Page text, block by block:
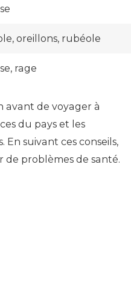
oreillons, rubéole
rage
avant de voyager à
du pays et les
suivant ces conseils,
de problèmes de santé.